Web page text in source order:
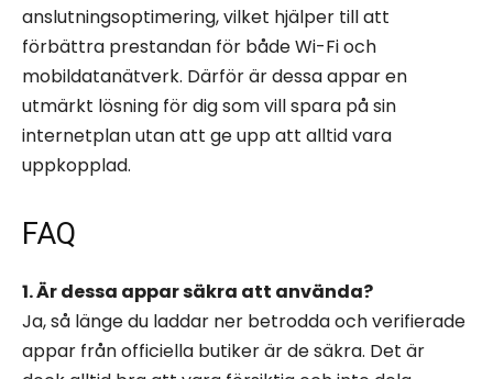
anslutningsoptimering, vilket hjälper till att
förbättra prestandan för både Wi-Fi och
mobildatanätverk. Därför är dessa appar en
utmärkt lösning för dig som vill spara på sin
internetplan utan att ge upp att alltid vara
uppkopplad.
FAQ
1. Är dessa appar säkra att använda?
Ja, så länge du laddar ner betrodda och verifierade
appar från officiella butiker är de säkra. Det är